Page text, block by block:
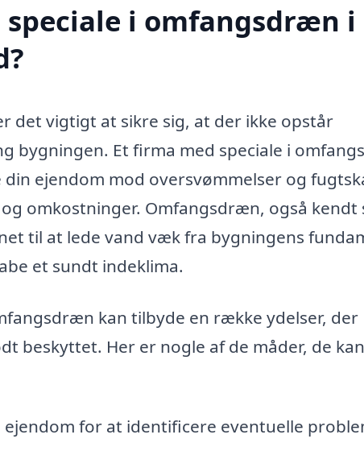
i omfangsdræn i
det vigtigt at sikre sig, at der ikke opstår
bygningen. Et firma med speciale i
ejendom mod oversvømmelser og
omkostninger. Omfangsdræn, også kendt
til at lede vand væk fra bygningens
et sundt indeklima.
kan tilbyde en række ydelser, der
beskyttet. Her er nogle af de måder, de kan
ejendom for at identificere eventuelle